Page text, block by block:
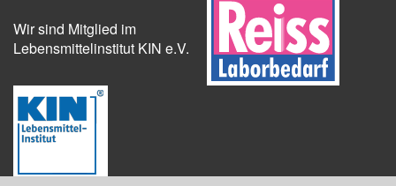
Wir sind Mitglied im
Lebensmittelinstitut KIN e.V.